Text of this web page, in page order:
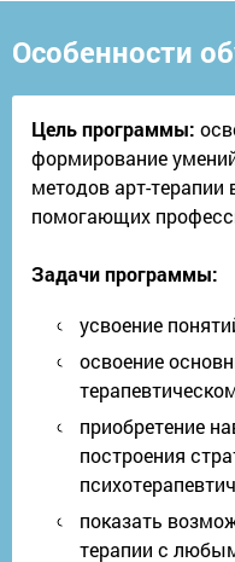
Особенности
Цель программы:
формирование
методов арт-терапии
помогающих
Задачи программы:
усвоение
освоение
приобретение
построения
показать
терапии с